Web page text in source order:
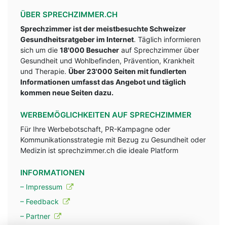
ÜBER SPRECHZIMMER.CH
Sprechzimmer ist der meistbesuchte Schweizer
Gesundheitsratgeber im Internet. Täglich informieren
sich um die 18'000 Besucher auf Sprechzimmer über
Gesundheit und Wohlbefinden, Prävention, Krankheit
und Therapie. Über 23'000 Seiten mit fundlerten
Informationen umfasst das Angebot und täglich
kommen neue Seiten dazu.
WERBEMÖGLICHKEITEN AUF SPRECHZIMMER
Für Ihre Werbebotschaft, PR-Kampagne oder
Kommunikationsstrategie mit Bezug zu Gesundheit oder
Medizin ist sprechzimmer.ch die ideale Platform
INFORMATIONEN
– Impressum
– Feedback
– Partner